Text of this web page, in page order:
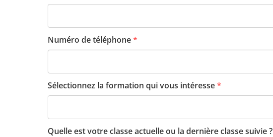
Numéro de téléphone*
Sélectionnez la formation qui vous intéresse*
Quelle est votre classe actuelle ou la dernière classe suivie ?